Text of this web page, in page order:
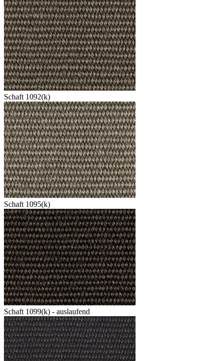
Schaft 1092(k)
Schaft 1095(k)
Schaft 1099(k) - auslaufend